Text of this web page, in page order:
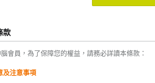
款
會員，為了保障您的權益，請務必詳讀本條款：
及注意事項